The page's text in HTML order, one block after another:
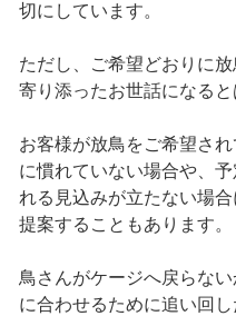
切にしています。
ただし、ご希望どおりに
寄り添ったお世話になると
お客様が放鳥をご希望さ
に慣れていない場合や、
れる見込みが立たない場
提案することもあります。
鳥さんがケージへ戻らな
に合わせるために追い回